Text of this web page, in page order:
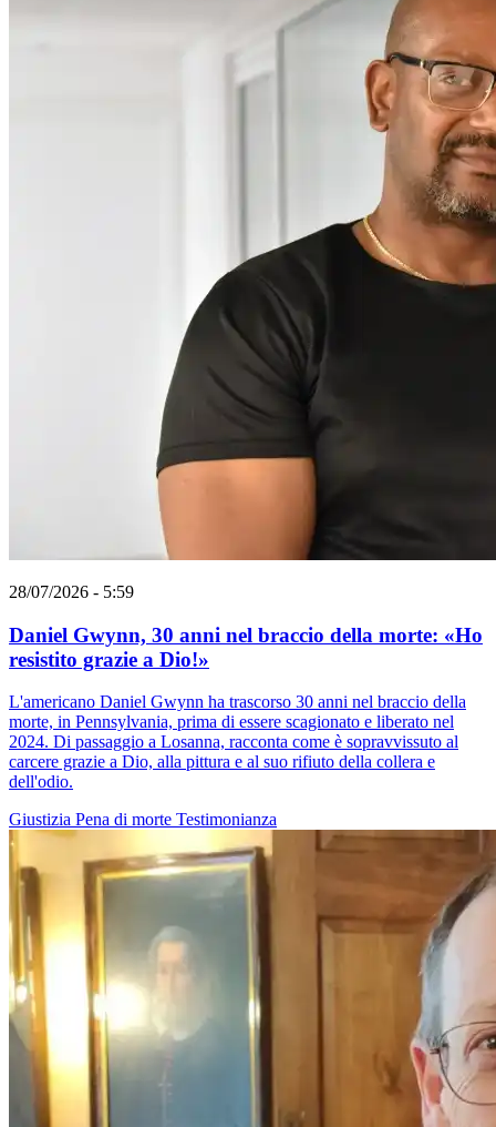
28/07/2026 - 5:59
Daniel Gwynn, 30 anni nel braccio della morte: «Ho
resistito grazie a Dio!»
L'americano Daniel Gwynn ha trascorso 30 anni nel braccio della
morte, in Pennsylvania, prima di essere scagionato e liberato nel
2024. Di passaggio a Losanna, racconta come è sopravvissuto al
carcere grazie a Dio, alla pittura e al suo rifiuto della collera e
dell'odio.
Giustizia Pena di morte Testimonianza